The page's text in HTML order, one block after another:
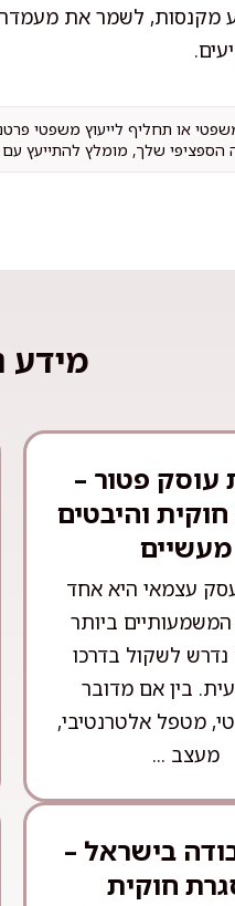
מקנסות, לשמר את
או תחליף לייעוץ משפטי
הספציפי שלך, מומלץ להתייעץ עם
מידע
פטור –
והיבטים
מעשיים
עצמאי היא אחד
ביותר
נדרש לשקול בדרכו
בין אם מדובר
מטפל אלטרנטיבי,
מעצב ...
בישראל –
חוקית